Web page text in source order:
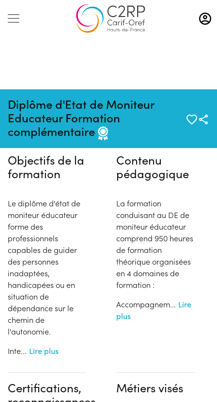
Aller
au
contenu
Diplôme d'Etat de Moniteur
Educateur Formation
complémentaire
Pas de session programmée en
ce moment
Objectifs de la
formation
Le diplôme d'état de
moniteur éducateur
forme des
professionnels
capables de guider
des personnes
inadaptées,
handicapées ou en
situation de
dépendance sur le
chemin de
l'autonomie.
Inte... Lire plus
Contenu
pédagogique
La formation
conduisant au DE de
moniteur éducateur
comprend 950 heures
de formation
théorique organisées
en 4 domaines de
formation :
Accompagnem... Lire
plus
Certifications,
Métiers visés